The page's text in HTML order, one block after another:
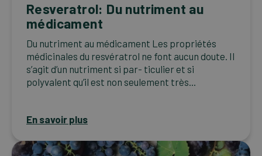
Resveratrol: Du nutriment au
médicament
Du nutriment au médicament Les propriétés
médicinales du resvératrol ne font aucun doute. Il
s’agit d’un nutriment si par- ticulier et si
polyvalent qu’il est non seulement très...
En savoir plus